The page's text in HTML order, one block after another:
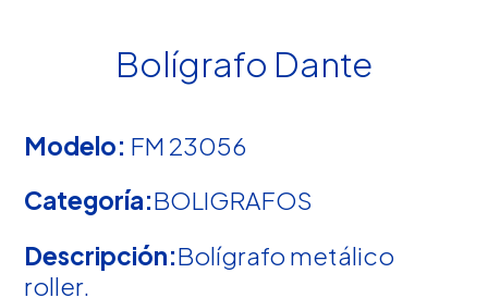
Bolígrafo Dante
Modelo: FM 23056
Categoría:BOLIGRAFOS
Descripción:Bolígrafo metálico
roller.